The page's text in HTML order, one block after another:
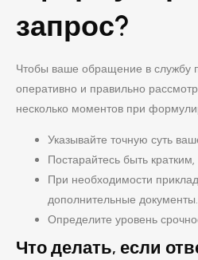
запрос?
Чтобы ваше обращение в службу
оперативно и правильно
несколько моментов при
Указывайте точную суть
Постарайтесь быть
При необходимости
дополнительные документы.
Определите уровень
Что делать, если